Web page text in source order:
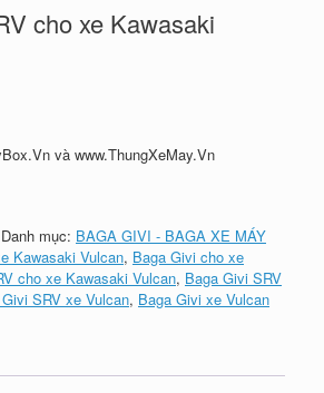
cho xe Kawasaki
và www.ThungXeMay.Vn
Danh mục: BAGA GIVI - BAGA XE MÁY
Kawasaki Vulcan, Baga Givi cho xe
cho xe Kawasaki Vulcan, Baga Givi SRV
SRV xe Vulcan, Baga Givi xe Vulcan